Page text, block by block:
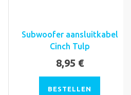
Subwoofer aansluitkabel
Cinch Tulp
8,95 €
BESTELLEN